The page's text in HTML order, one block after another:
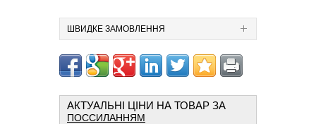
ШВИДКЕ ЗАМОВЛЕННЯ
АКТУАЛЬНІ ЦІНИ НА ТОВАР ЗА
ПОССИЛАННЯМ